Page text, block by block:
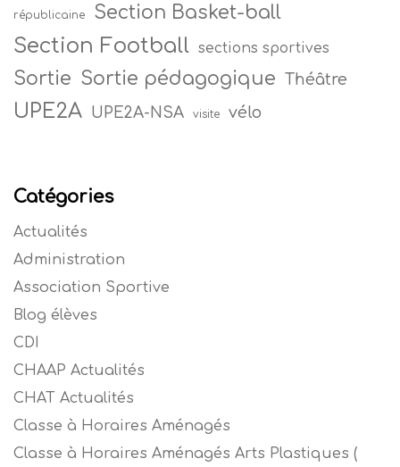
républicaine Section Basket-ball
Section Football sections sportives
Sortie Sortie pédagogique Théâtre
UPE2A UPE2A-NSA visite vélo
Catégories
Actualités
Administration
Association Sportive
Blog élèves
CDI
CHAAP Actualités
CHAT Actualités
Classe à Horaires Aménagés
Classe à Horaires Aménagés Arts Plastiques (